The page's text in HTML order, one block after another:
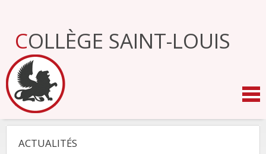
Aller
navigation
COLLÈGE SAINT-LOUIS
NAVIGATION
ACTUALITÉS